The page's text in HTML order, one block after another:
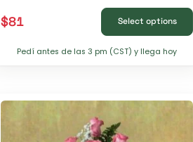
$81 Select options
Pedí antes de las 3 pm (CST) y llega hoy